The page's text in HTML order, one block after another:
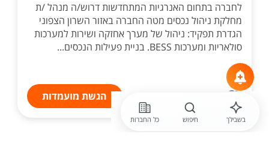
לחברה בתחום האנרגיות המתחדשות דרוש/ה מנהל /ת
מחלקת ניהול נכסים מטה החברה באזור השרון הצפוני
הגדרת תפקיד: ניהול של מערך אחזקה ושירות למערכות
סולאריות ומערכות BESS. בניית פעילות הנכסים...
הגשת מועמדות
בשבילך חיפוש כל החברות